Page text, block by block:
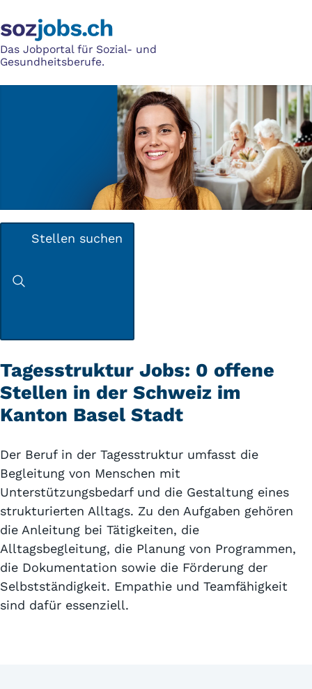
Das Jobportal für Sozial- und
Gesundheitsberufe.
Stellen suchen
Tagesstruktur Jobs: 0 offene
Stellen in der Schweiz im
Kanton Basel Stadt
Der Beruf in der Tagesstruktur umfasst die
Begleitung von Menschen mit
Unterstützungsbedarf und die Gestaltung eines
strukturierten Alltags. Zu den Aufgaben gehören
die Anleitung bei Tätigkeiten, die
Alltagsbegleitung, die Planung von Programmen,
die Dokumentation sowie die Förderung der
Selbstständigkeit. Empathie und Teamfähigkeit
sind dafür essenziell.